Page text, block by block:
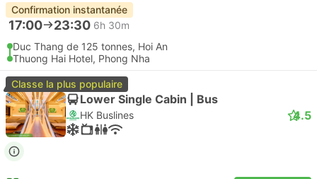
Confirmation instantanée
17:00 23:30 6h 30m
Duc Thang de 125 tonnes, Hoi An
Thuong Hai Hotel, Phong Nha
Classe la plus populaire
Lower Single Cabin | Bus
HK Buslines 4.5